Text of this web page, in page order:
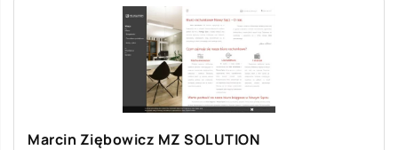
Marcin Ziębowicz MZ SOLUTION